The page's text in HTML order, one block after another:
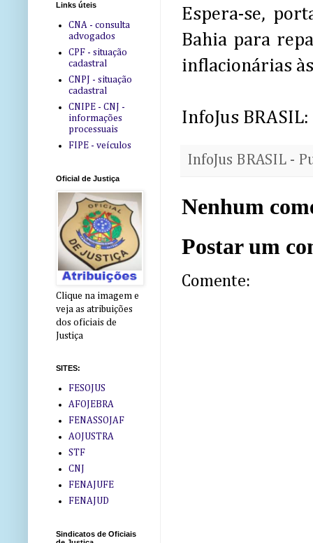
Espera-se,
Bahia para
inflacionárias
InfoJus BRASIL:
InfoJus BRASIL -
Nenhum
Postar um
Comente:
Links úteis
CNA - consulta
advogados
CPF - situação
cadastral
CNPJ - situação
cadastral
CNIPE - CNJ -
informações
processuais
FIPE - veículos
Oficial de Justiça
Clique na imagem e
veja as atribuições
dos oficiais de
Justiça
SITES:
FESOJUS
AFOJEBRA
FENASSOJAF
AOJUSTRA
STF
CNJ
FENAJUFE
FENAJUD
Sindicatos de Oficiais